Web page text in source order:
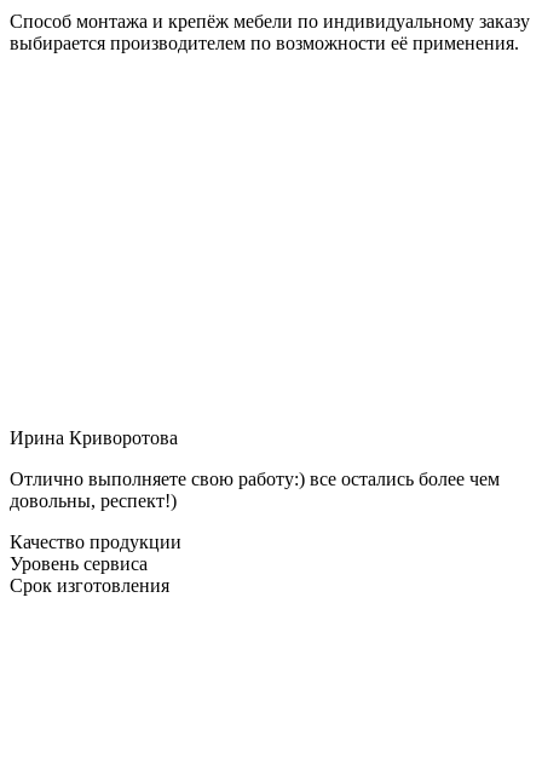
Способ монтажа и крепёж мебели по индивидуальному заказу
выбирается производителем по возможности её применения.
Ирина Криворотова
Отлично выполняете свою работу:) все остались более чем
довольны, респект!)
Качество продукции
Уровень сервиса
Срок изготовления